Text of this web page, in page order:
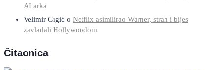
AI arka
Velimir Grgić o Netflix asimilirao Warner, strah i bijes
zavladali Hollywoodom
Čitaonica